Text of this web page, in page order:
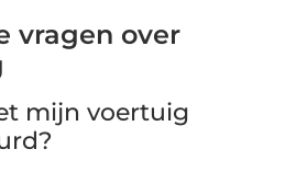
vragen over
mijn voertuig